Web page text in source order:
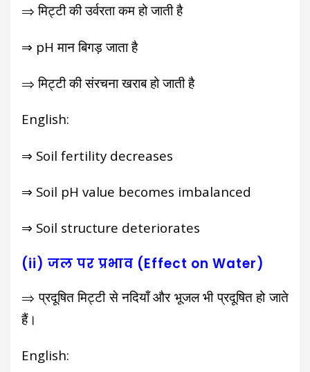
⇒ मिट्टी की उर्वरता कम हो जाती है
⇒ pH मान बिगड़ जाता है
⇒ मिट्टी की संरचना खराब हो जाती है
English:
⇒ Soil fertility decreases
⇒ Soil pH value becomes imbalanced
⇒ Soil structure deteriorates
(ii) जल पर प्रभाव (Effect on Water)
⇒ प्रदूषित मिट्टी से नदियाँ और भूजल भी प्रदूषित हो जाते
हैं।
English: